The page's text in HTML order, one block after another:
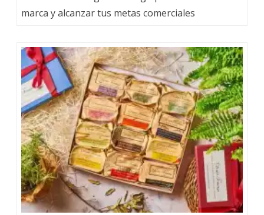
marca y alcanzar tus metas comerciales